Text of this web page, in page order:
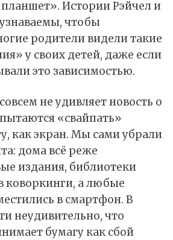
планшет». Истории Рэйчел и
чтобы
родители видели такие
у своих детей, даже если
это зависимостью.
не удивляет новость о
«свайпать»
как экран. Мы сами убрали
дома всё реже
издания, библиотеки
коворкинги, а любые
в смартфон. В
неудивительно, что
бумагу как сбой